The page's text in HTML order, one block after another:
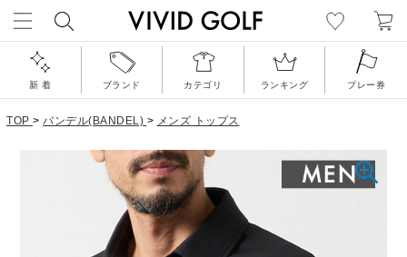
新 着 ブランド カテゴリ ランキング プレー券
TOP > バンデル(BANDEL) > メンズ トップス